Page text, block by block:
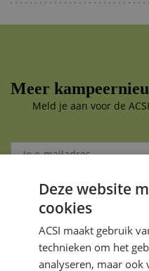
Meer
Meld je aan voor de
Je gegevens zijn veilig en
Deze website
cookies
ACSI maakt gebruik
technieken om het
analyseren, maar